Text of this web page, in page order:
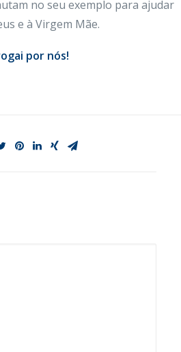
no seu exemplo para ajudar
e à Virgem Mãe.
por nós!